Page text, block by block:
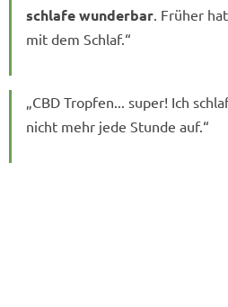
schlafe wunderbar . Früher
mit dem Schlaf.“
„CBD Tropfen... super! Ich
nicht mehr jede Stunde auf.“